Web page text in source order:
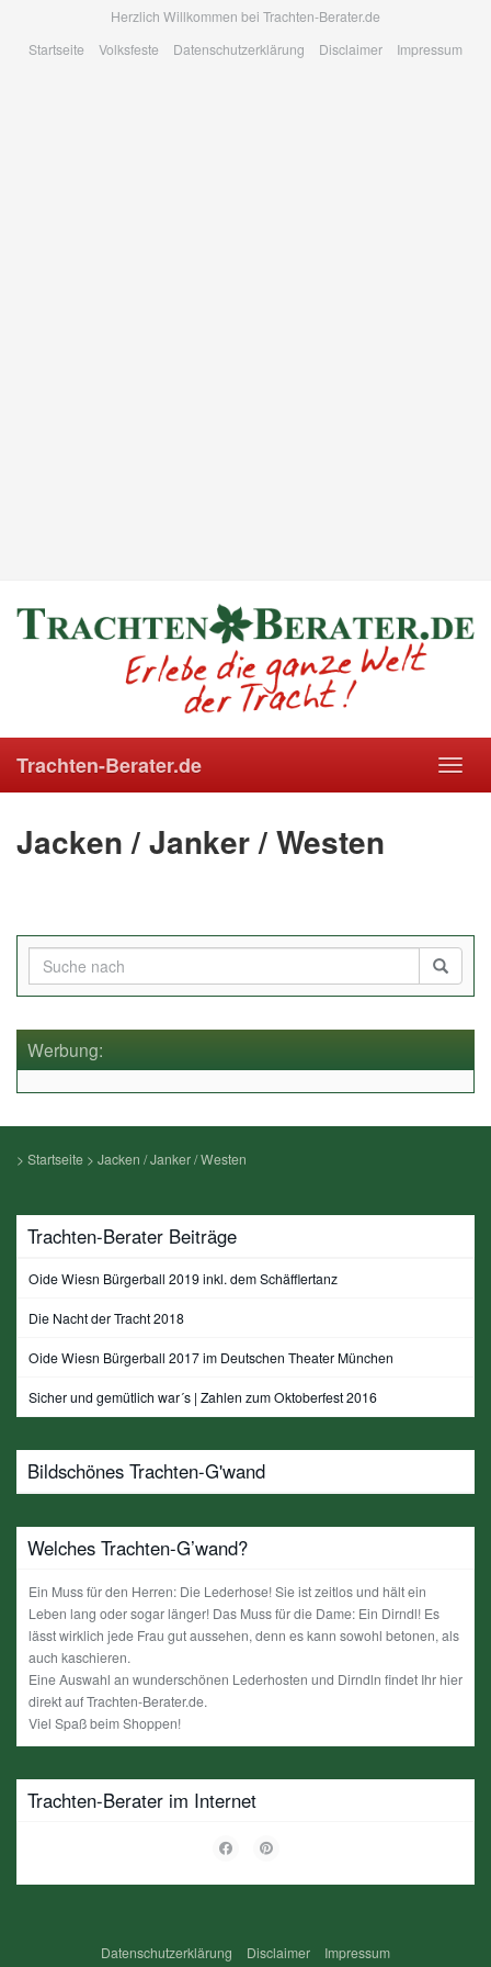
main
Herzlich Willkommen bei Trachten-Berater.de
Startseite
Volksfeste Datenschutzerklärung Disclaimer Impressum
Trachten-Berater.de
Jacken / Janker / Westen
Werbung:
> Startseite > Jacken / Janker / Westen
Trachten-Berater Beiträge
Oide Wiesn Bürgerball 2019 inkl. dem Schäfflertanz
Die Nacht der Tracht 2018
Oide Wiesn Bürgerball 2017 im Deutschen Theater München
Sicher und gemütlich war´s | Zahlen zum Oktoberfest 2016
Bildschönes Trachten-G'wand
Welches Trachten-G’wand?
Ein Muss für den Herren: Die Lederhose! Sie ist zeitlos und hält ein
Leben lang oder sogar länger! Das Muss für die Dame: Ein Dirndl! Es
lässt wirklich jede Frau gut aussehen, denn es kann sowohl betonen, als
auch kaschieren.
Eine Auswahl an wunderschönen Lederhosten und Dirndln findet Ihr hier
direkt auf Trachten-Berater.de.
Viel Spaß beim Shoppen!
Trachten-Berater im Internet
Datenschutzerklärung Disclaimer Impressum